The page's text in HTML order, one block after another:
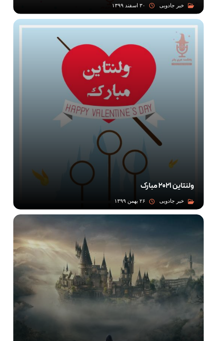
۳۰ اسفند ۱۳۹۹ خبر جادویی
ولنتاین ۲۰۲۱ مبارک
۲۶ بهمن ۱۳۹۹ خبر جادویی